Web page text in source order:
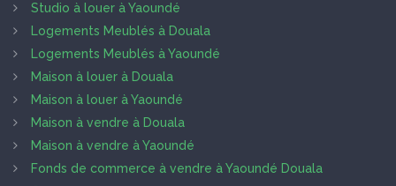
Studio à louer à Yaoundé
Logements Meublés à Douala
Logements Meublés à Yaoundé
Maison à louer à Douala
Maison à louer à Yaoundé
Maison à vendre à Douala
Maison à vendre à Yaoundé
Fonds de commerce à vendre à Yaoundé Douala